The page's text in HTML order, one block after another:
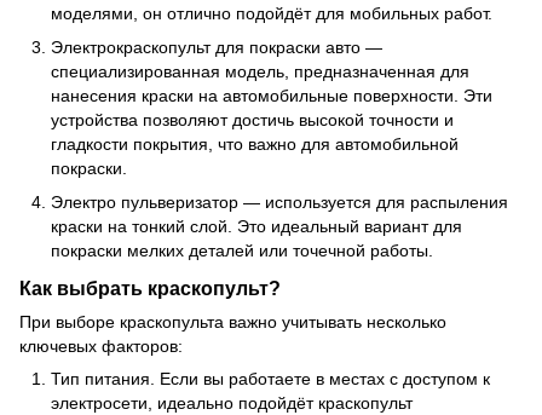
моделями, он отлично подойдёт для мобильных работ.
Электрокраскопульт для покраски авто —
специализированная модель, предназначенная для
нанесения краски на автомобильные поверхности. Эти
устройства позволяют достичь высокой точности и
гладкости покрытия, что важно для автомобильной
покраски.
Электро пульверизатор — используется для распыления
краски на тонкий слой. Это идеальный вариант для
покраски мелких деталей или точечной работы.
Как выбрать краскопульт?
При выборе краскопульта важно учитывать несколько
ключевых факторов:
Тип питания. Если вы работаете в местах с доступом к
электросети, идеально подойдёт краскопульт